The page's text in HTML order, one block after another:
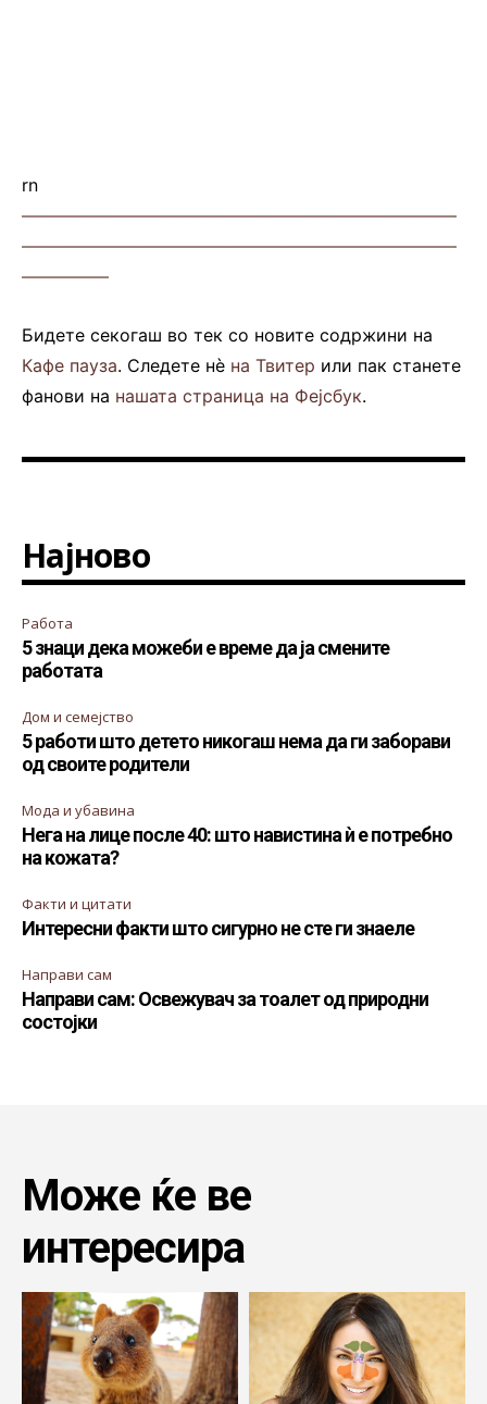
rn
—————————————————————————
—————————————————————————
—————
Бидете секогаш во тек со новите содржини на
Кафе пауза. Следете нè на Твитер или пак станете
фанови на нашата страница на Фејсбук.
Најново
Работа
5 знаци дека можеби е време да ја смените
работата
Дом и семејство
5 работи што детето никогаш нема да ги заборави
од своите родители
Мода и убавина
Нега на лице после 40: што навистина ѝ е потребно
на кожата?
Факти и цитати
Интересни факти што сигурно не сте ги знаеле
Направи сам
Направи сам: Освежувач за тоалет од природни
состојки
Може ќе ве
интересира